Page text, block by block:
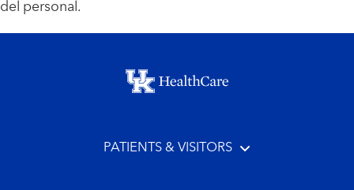
del personal.
Footer menu
PATIENTS & VISITORS